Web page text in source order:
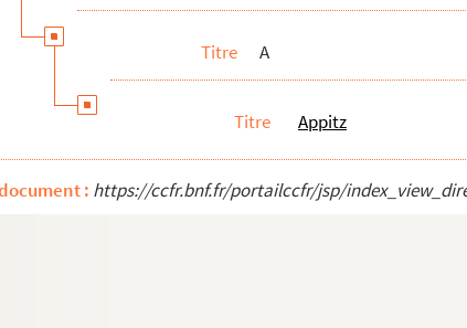
Titre A
Titre Appitz
: https://ccfr.bnf.fr/portailccfr/jsp/